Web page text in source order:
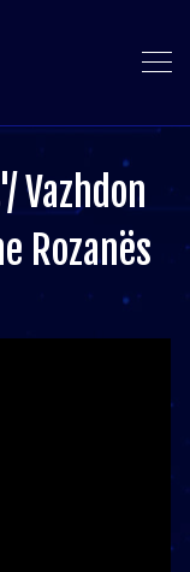
Vazhdon
Rozanës